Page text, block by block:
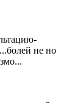
не но